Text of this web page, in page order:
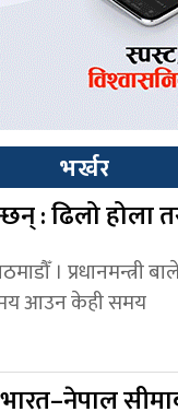
भर्खर
: ढिलो होला
। प्रधानमन्त्री
आउन केही समय